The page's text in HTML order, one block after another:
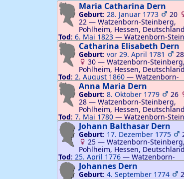
Maria Catharina Dern
Geburt: 28. Januar 1773 20
22 — Watzenborn-Steinberg,
Pohlheim, Hessen, Deutschland
Tod: 6. Mai 1823 — Watzenborn-
Pohlheim, Hessen, Deutschland
Catharina Elisabeth Dern
Geburt: vor 29. April 1781 28
30—Watzenborn-Steinberg,
Pohlheim, Hessen, Deutschland
Tod: 2. August 1860 — Watzenborn-
Steinberg, Pohlheim, Hessen,
Anna Maria Dern
Geburt: 8. Oktober 1779 26
28 — Watzenborn-Steinberg,
Pohlheim, Hessen, Deutschland
Tod: 7. Mai 1780 — Watzenborn-
Pohlheim, Hessen, Deutschland
Johann Balthasar Dern
Geburt: 17. Dezember 1775
25—Watzenborn-Steinberg,
Pohlheim, Hessen, Deutschland
Tod: 25. April 1776 — Watzenborn-
Steinberg, Pohlheim, Hessen,
Johannes Dern
Geburt: 4. September 1774